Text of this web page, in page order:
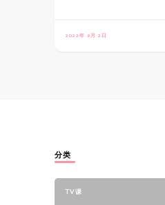
2022年 9月 2日
分类
TV课